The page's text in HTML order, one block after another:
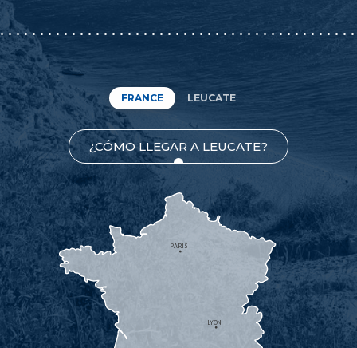
FRANCE LEUCATE
¿CÓMO LLEGAR A LEUCATE?
LYON
PARIS